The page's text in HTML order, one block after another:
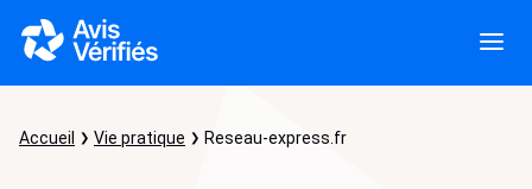
Accueil Vie pratique Reseau-express.fr